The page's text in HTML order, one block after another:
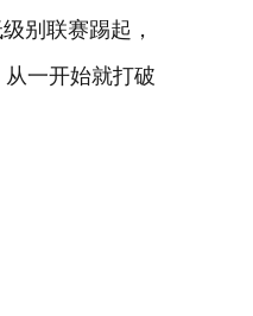
别联赛踢起，
一开始就打破